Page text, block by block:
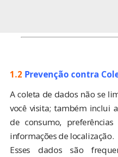
1.2 Prevenção contra
A coleta de dados não se
você visita; também inclui
de consumo,
informações de localização.
Esses dados são